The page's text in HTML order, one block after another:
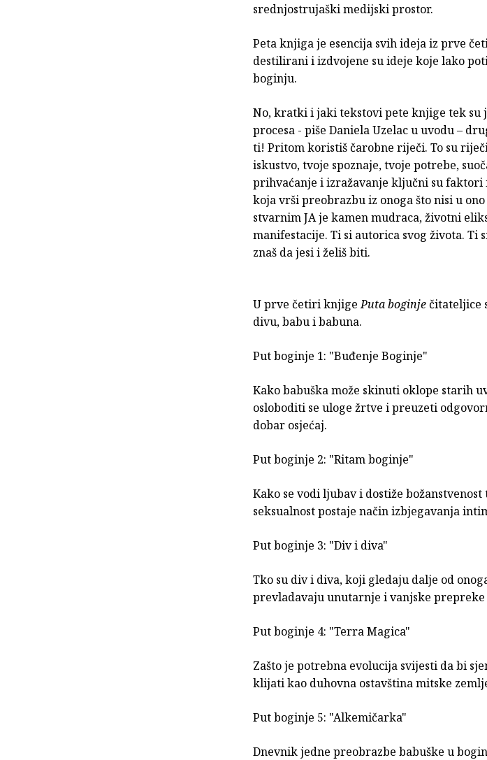
srednjostrujaški medijski prostor.
Peta knjiga je esencija svih ideja iz prve
destilirani i izdvojene su ideje koje lako
boginju.
No, kratki i jaki tekstovi pete knjige tek su
procesa - piše Daniela Uzelac u uvodu –
ti! Pritom koristiš čarobne riječi. To su
iskustvo, tvoje spoznaje, tvoje potrebe,
prihvaćanje i izražavanje ključni su faktori
koja vrši preobrazbu iz onoga što nisi u
stvarnim JA je kamen mudraca, životni
manifestacije. Ti si autorica svog života. Ti
znaš da jesi i želiš biti.
U prve četiri knjigePuta boginječitateljice
divu, babu i babuna.
Put boginje 1: "Buđenje Boginje"
Kako babuška može skinuti oklope starih
osloboditi se uloge žrtve i preuzeti
dobar osjećaj.
Put boginje 2: "Ritam boginje"
Kako se vodi ljubav i dostiže
seksualnost postaje način izbjegavanja
Put boginje 3: "Div i diva"
Tko su div i diva, koji gledaju dalje od
prevladavaju unutarnje i vanjske prepreke
Put boginje 4: "Terra Magica"
Zašto je potrebna evolucija svijesti da bi
klijati kao duhovna ostavština mitske
Put boginje 5: "Alkemičarka"
Dnevnik jedne preobrazbe babuške u